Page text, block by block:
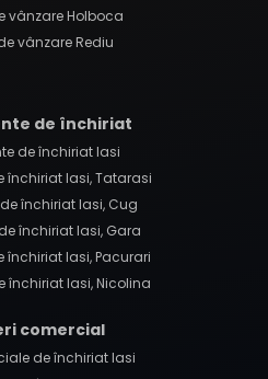
vânzare Holboca
vânzare Rediu
de închiriat
de închiriat Iasi
închiriat Iasi, Tatarasi
închiriat Iasi, Cug
închiriat Iasi, Gara
închiriat Iasi, Pacurari
închiriat Iasi, Nicolina
comercial
de închiriat Iasi